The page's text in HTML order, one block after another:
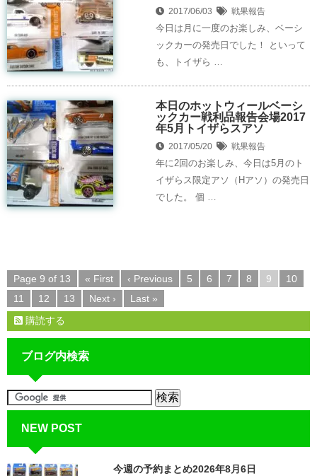
2017/06/03 戦果報告
​今日は月に一度のお楽しみ、ベーシ
ックカーの発売日でした！ といって
も、トイザら …
本日のホットウィールベーシ
ックカー戦利品報告会場2017
年5月トイザらスアソ
2017/05/20 戦果報告
年に2回のお楽しみ、今日は5月のト
イザらス限定アソ（Hアソ）の発売日
でした。 個 …
Page 9 of 13 « First ‹ Previous 5 6 7 8 9
10
11
12 13 Next ›
Last »
購読する
ブログ内検索
NEW POST
今週の予約まとめ2026年8月6日